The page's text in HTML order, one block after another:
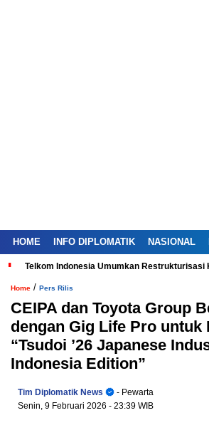
HOME INFO DIPLOMATIK NASIONAL
Telkom Indonesia Umumkan
Home / Pers Rilis
CEIPA dan Toyota Group
dengan Gig Life Pro untuk
“Tsudoi ’26 Japanese
Indonesia Edition”
Tim Diplomatik News
- Pewarta
Senin, 9 Februari 2026 - 23:39 WIB